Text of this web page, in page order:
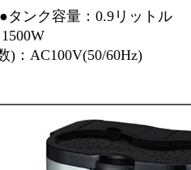
タンク容量：0.9リットル
)：AC100V(50/60Hz)